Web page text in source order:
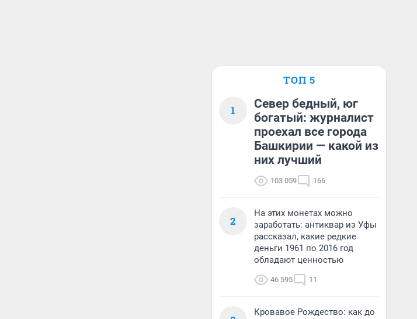
ТОП 5
1
Север бедный, юг
богатый: журналист
проехал все города
Башкирии — какой из
них лучший
103 059 166
2
На этих монетах можно
заработать: антиквар из Уфы
рассказал, какие редкие
деньги 1961 по 2016 год
обладают ценностью
46 595 11
Кровавое Рождество: как до